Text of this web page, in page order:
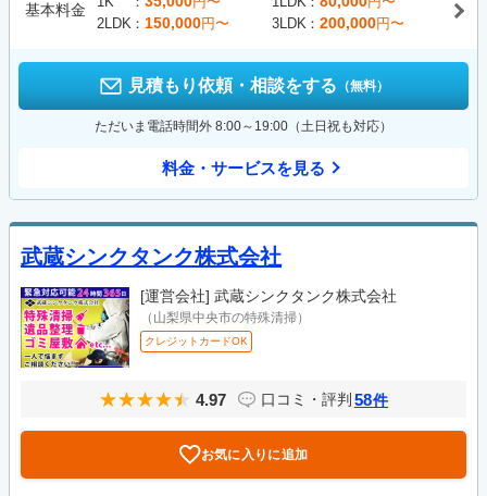
基本料金
2LDK
150,000円〜 3LDK 200,000円〜
見積もり依頼・相談をする （無料）
ただいま電話時間外 8:00～19:00（土日祝も対応）
料金・サービスを見る
武蔵シンクタンク株式会社
[運営会社] 武蔵シンクタンク株式会社
（山梨県中央市の特殊清掃）
クレジットカードOK
4.97 口コミ・評判 58件
お気に入りに追加